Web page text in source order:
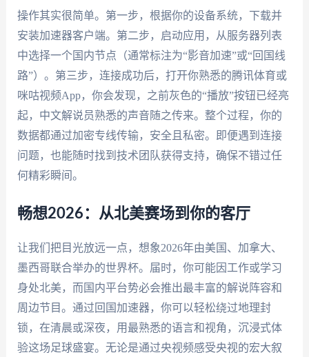
操作其实很简单。第一步，根据你的设备系统，下载并
安装加速器客户端。第二步，启动应用，从服务器列表
中选择一个国内节点（通常标注为“影音加速”或“回国线
路”）。第三步，连接成功后，打开你熟悉的腾讯体育或
咪咕视频App，你会发现，之前灰色的“播放”按钮已经亮
起，中文解说员熟悉的声音随之传来。整个过程，你的
数据都通过加密专线传输，安全且私密。即便遇到连接
问题，也能随时找到技术团队获得支持，确保不错过任
何精彩瞬间。
畅想2026：从北美赛场到你的客厅
让我们把目光放远一点，想象2026年由美国、加拿大、
墨西哥联合举办的世界杯。届时，你可能因工作或学习
身处北美，而国内平台势必会推出最丰富的解说阵容和
周边节目。通过回国加速器，你可以轻松绕过地理封
锁，在清晨或深夜，用最熟悉的语言和视角，沉浸式体
验这场足球盛宴。无论是通过央视频感受央视的宏大叙